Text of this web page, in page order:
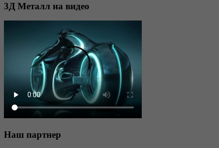
3Д Металл на видео
Наш партнер